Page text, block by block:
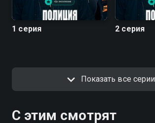
1 серия 2 серия
Показать все серии
С этим смотрят